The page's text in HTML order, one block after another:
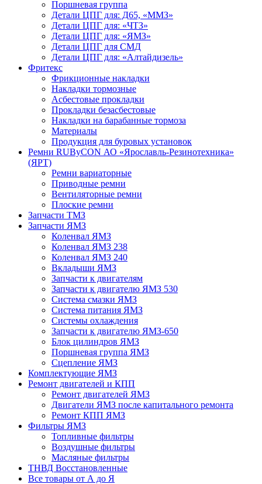
Поршневая группа
Детали ЦПГ для: Д65, «ММЗ»
Детали ЦПГ для: «ЧТЗ»
Детали ЦПГ для: «ЯМЗ»
Детали ЦПГ для СМД
Детали ЦПГ для: «Алтайдизель»
Фритекс
Фрикционные накладки
Накладки тормозные
Асбестовые прокладки
Прокладки безасбестовые
Накладки на барабанные тормоза
Материалы
Продукция для буровых установок
Ремни RUByCON АО «Ярославль-Резинотехника»
(ЯРТ)
Ремни вариаторные
Приводные ремни
Вентиляторные ремни
Плоские ремни
Запчасти ТМЗ
Запчасти ЯМЗ
Коленвал ЯМЗ
Коленвал ЯМЗ 238
Коленвал ЯМЗ 240
Вкладыши ЯМЗ
Запчасти к двигателям
Запчасти к двигателю ЯМЗ 530
Система смазки ЯМЗ
Система питания ЯМЗ
Системы охлаждения
Запчасти к двигателю ЯМЗ-650
Блок цилиндров ЯМЗ
Поршневая группа ЯМЗ
Сцепление ЯМЗ
Комплектующие ЯМЗ
Ремонт двигателей и КПП
Ремонт двигателей ЯМЗ
Двигатели ЯМЗ после капитального ремонта
Ремонт КПП ЯМЗ
Фильтры ЯМЗ
Топливные фильтры
Воздушные фильтры
Масляные фильтры
ТНВД Восстановленные
Все товары от А до Я